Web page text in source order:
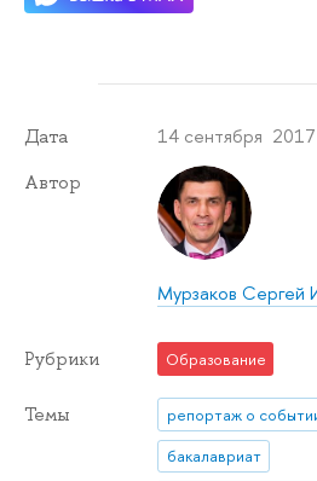
Дата 14 сентября 2017
Автор
Мурзаков Сергей
Рубрики Образование
Темы
репортаж о
бакалавриат